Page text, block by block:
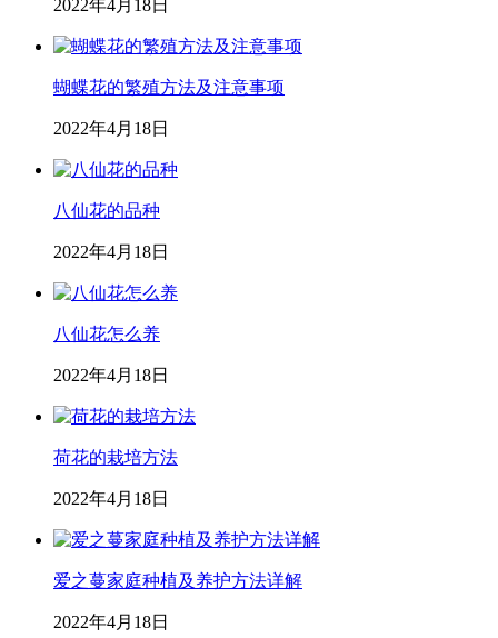
2022年4月18日
蝴蝶花的繁殖方法及注意事项
2022年4月18日
八仙花的品种
2022年4月18日
八仙花怎么养
2022年4月18日
荷花的栽培方法
2022年4月18日
爱之蔓家庭种植及养护方法详解
2022年4月18日